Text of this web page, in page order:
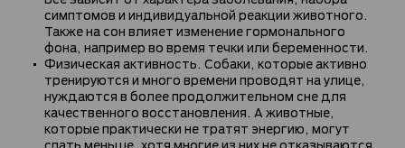
симптомов и индивидуальной реакции животного.
Также на сон влияет изменение гормонального
фона, например во время течки или беременности.
Физическая активность. Собаки, которые активно
тренируются и много времени проводят на улице,
нуждаются в более продолжительном сне для
качественного восстановления. А животные,
которые практически не тратят энергию, могут
спать меньше, хотя многие из них не отказываются